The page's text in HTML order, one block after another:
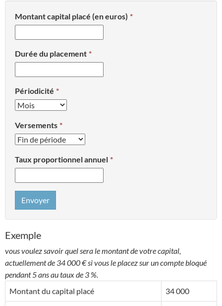
Montant capital placé (en euros)
Durée du placement
Périodicité
Versements
Taux proportionnel annuel
Envoyer
Exemple
vous voulez savoir quel sera le montant de votre capital,
actuellement de 34 000 € si vous le placez sur un compte bloqué
pendant 5 ans au taux de 3 %.
Montant du capital placé
34 000